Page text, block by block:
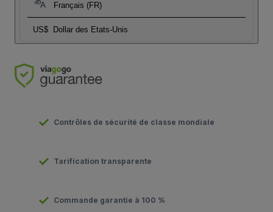
Français (FR)
US$ Dollar des Etats-Unis
Contrôles de sécurité de classe mondiale
Tarification transparente
Commande garantie à 100 %